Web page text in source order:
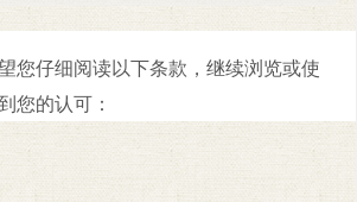
您仔细阅读以下条款，继续浏览或使
您的认可：